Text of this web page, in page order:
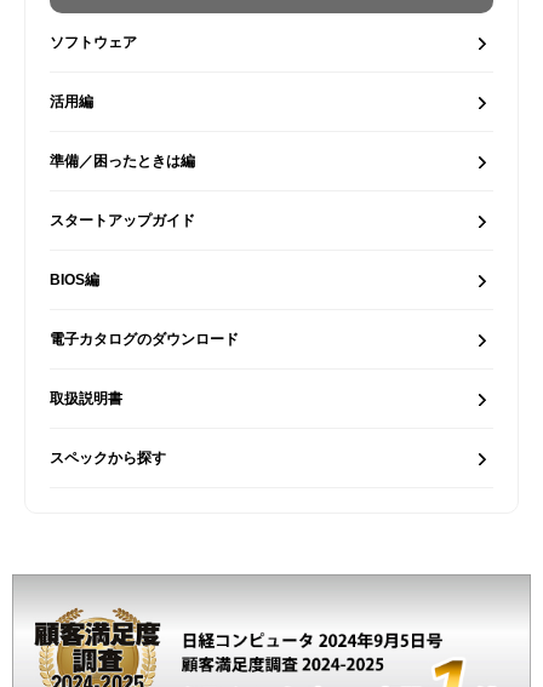
ソフトウェア
活用編
準備／困ったときは編
スタートアップガイド
BIOS編
電子カタログのダウンロード
取扱説明書
スペックから探す